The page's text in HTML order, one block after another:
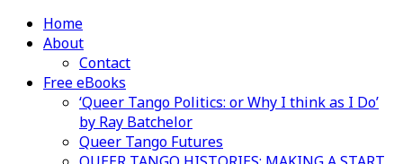
Home
About
Contact
Free eBooks
‘Queer Tango Politics: or Why I think as I Do’
by Ray Batchelor
Queer Tango Futures